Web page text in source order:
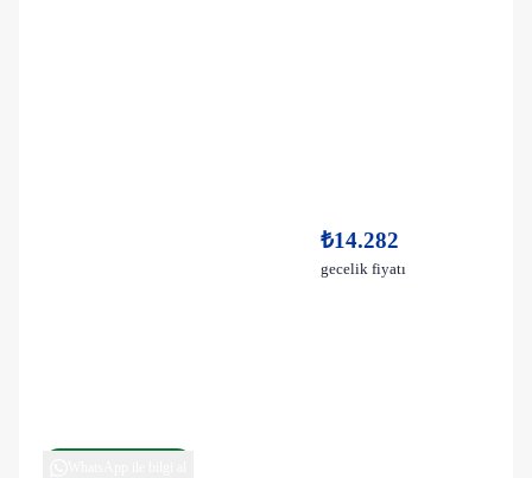
₺14.282
gecelik fiyatı